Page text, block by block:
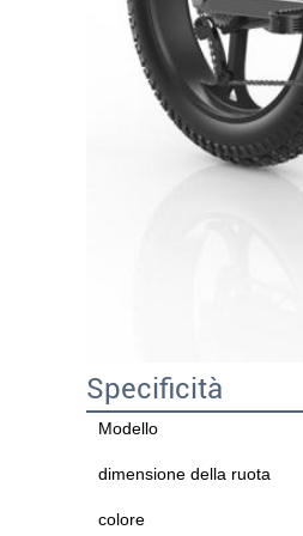
Specificità
Modello
dimensione della ruota
colore